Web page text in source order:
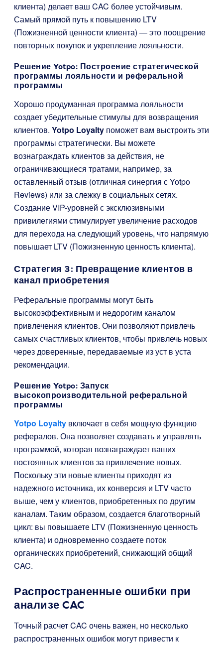
клиента) делает ваш CAC более устойчивым.
Самый прямой путь к повышению LTV
(Пожизненной ценности клиента) — это поощрение
повторных покупок и укрепление лояльности.
Решение Yotpo: Построение стратегической
программы лояльности и реферальной
программы
Хорошо продуманная программа лояльности
создает убедительные стимулы для возвращения
клиентов. Yotpo Loyalty поможет вам выстроить эти
программы стратегически. Вы можете
вознаграждать клиентов за действия, не
ограничивающиеся тратами, например, за
оставленный отзыв (отличная синергия с Yotpo
Reviews) или за слежку в социальных сетях.
Создание VIP-уровней с эксклюзивными
привилегиями стимулирует увеличение расходов
для перехода на следующий уровень, что напрямую
повышает LTV (Пожизненную ценность клиента).
Стратегия 3: Превращение клиентов в
канал приобретения
Реферальные программы могут быть
высокоэффективным и недорогим каналом
привлечения клиентов. Они позволяют привлечь
самых счастливых клиентов, чтобы привлечь новых
через доверенные, передаваемые из уст в уста
рекомендации.
Решение Yotpo: Запуск
высокопроизводительной реферальной
программы
Yotpo Loyalty включает в себя мощную функцию
рефералов. Она позволяет создавать и управлять
программой, которая вознаграждает ваших
постоянных клиентов за привлечение новых.
Поскольку эти новые клиенты приходят из
надежного источника, их конверсия и LTV часто
выше, чем у клиентов, приобретенных по другим
каналам. Таким образом, создается благотворный
цикл: вы повышаете LTV (Пожизненную ценность
клиента) и одновременно создаете поток
органических приобретений, снижающий общий
CAC.
Распространенные ошибки при
анализе CAC
Точный расчет CAC очень важен, но несколько
распространенных ошибок могут привести к